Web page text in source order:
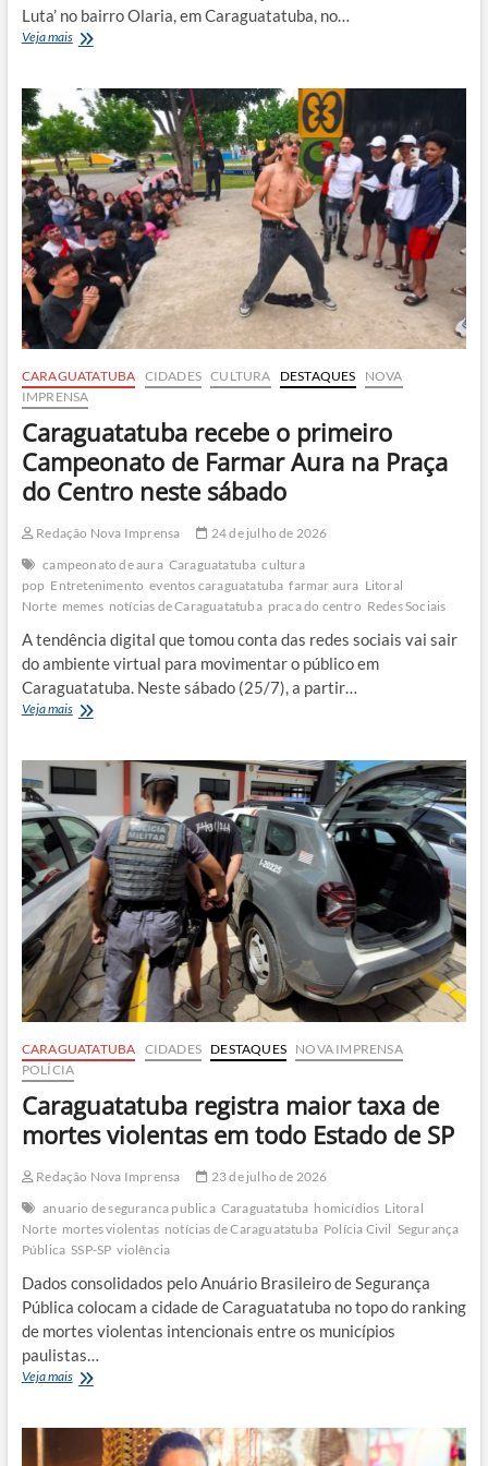
Luta’ no bairro Olaria, em Caraguatatuba, no…
Veja maisPreso
17
anos
suspeito
de
homicídio
ligado
ao
‘Clube
da
Luta’
em
Caraguatatuba
CARAGUATATUBA CIDADES CULTURA DESTAQUES
NOVA
IMPRENSA
Caraguatatuba recebe o primeiro
Campeonato de Farmar Aura na Praça
do Centro neste sábado
Redação Nova Imprensa
24 de julho de 2026
campeonato de aura Caraguatatuba cultura
pop Entretenimento eventos caraguatatuba farmar aura Litoral
Norte memes notícias de Caraguatatuba praca do centro Redes Sociais
A tendência digital que tomou conta das redes sociais vai sair
do ambiente virtual para movimentar o público em
Caraguatatuba. Neste sábado (25/7), a partir…
Veja maisCaraguatatuba
primeiro
Campeonato
Farmar
Aura
na
Praça
do
Centro
neste
sábado
CARAGUATATUBA CIDADES DESTAQUES
NOVA IMPRENSA
POLÍCIA
Caraguatatuba registra maior taxa de
mortes violentas em todo Estado de SP
Redação Nova Imprensa
23 de julho de 2026
anuario de seguranca publica Caraguatatuba homicídios Litoral
Norte mortes violentas notícias de Caraguatatuba Polícia Civil Segurança
Pública SSP-SP violência
Dados consolidados pelo Anuário Brasileiro de Segurança
Pública colocam a cidade de Caraguatatuba no topo do ranking
de mortes violentas intencionais entre os municípios
paulistas…
Veja maisCaraguatatuba
taxa